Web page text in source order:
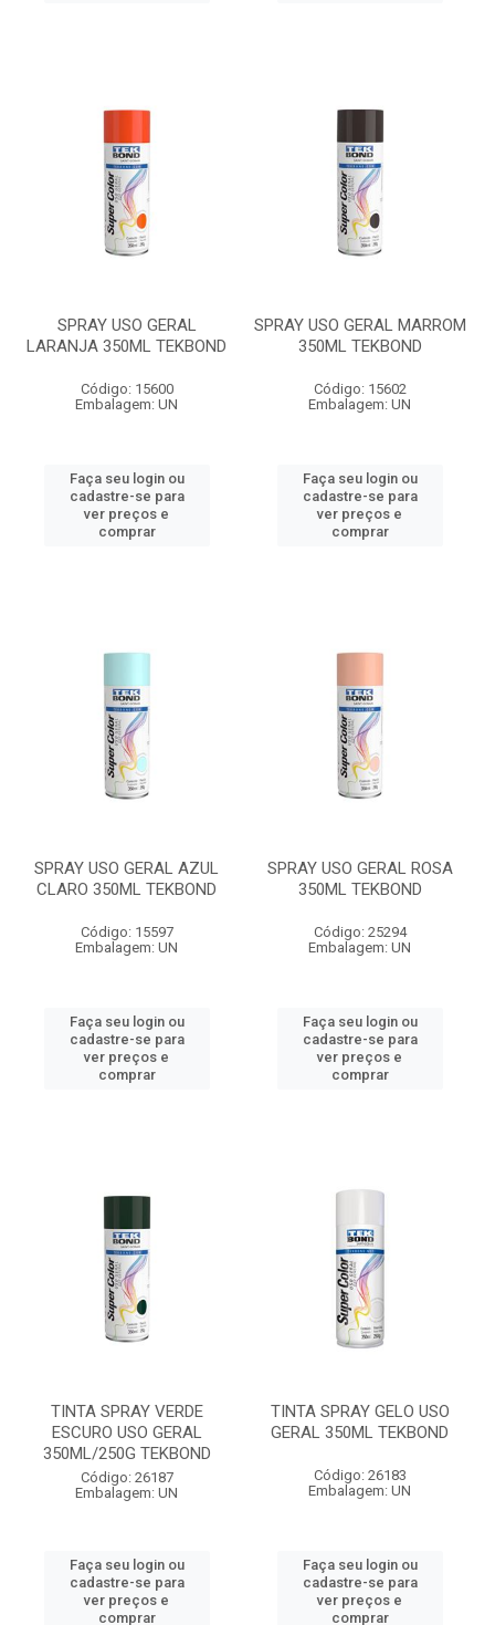
SPRAY USO GERAL
LARANJA 350ML TEKBOND
Código: 15600
Embalagem: UN
Faça seu login ou
cadastre-se para
ver preços e
comprar
SPRAY USO GERAL MARROM
350ML TEKBOND
Código: 15602
Embalagem: UN
Faça seu login ou
cadastre-se para
ver preços e
comprar
SPRAY USO GERAL AZUL
CLARO 350ML TEKBOND
Código: 15597
Embalagem: UN
Faça seu login ou
cadastre-se para
ver preços e
comprar
SPRAY USO GERAL ROSA
350ML TEKBOND
Código: 25294
Embalagem: UN
Faça seu login ou
cadastre-se para
ver preços e
comprar
TINTA SPRAY VERDE
ESCURO USO GERAL
350ML/250G TEKBOND
Código: 26187
Embalagem: UN
Faça seu login ou
cadastre-se para
ver preços e
comprar
TINTA SPRAY GELO USO
GERAL 350ML TEKBOND
Código: 26183
Embalagem: UN
Faça seu login ou
cadastre-se para
ver preços e
comprar